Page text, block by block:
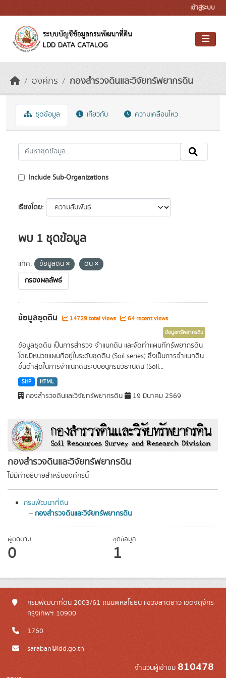
เข้าสู่ระบบ
องค์กร กองสำรวจดินและวิจัยทรัพยากรดิน
กองสำรวจดินและวิจัยทรัพยากรดิน
ไม่มีคำอธิบายสำหรับองค์กรนี้
กรมพัฒนาที่ดิน
กองสำรวจดินและวิจัยทรัพยากรดิน
ผู้ติดตาม
0
ชุดข้อมูล
1
ชุดข้อมูล เกี่ยวกับ ความเคลื่อนไหว
Include Sub-Organizations
เรียงโดย
พบ 1 ชุดข้อมูล
แท็ค: ข้อมูลดิน
ดิน
กรองผลลัพธ์
ข้อมูลชุดดิน 14729 total views 64 recent views
ข้อมูลทรัพยากรดิน
ข้อมูลชุดดิน เป็นการสำรวจ จำแนกดิน และจัดทำแผนที่ทรัพยากรดิน
โดยมีหน่วยแผนที่อยู่ในระดับชุดดิน (Soil series) ซึ่งเป็นการจำแนกดิน
ขั้นต่ำสุดในการจำแนกดินระบบอนุกรมวิธานดิน (Soil...
SHP HTML
กองสำรวจดินและวิจัยทรัพยากรดิน 19 มีนาคม 2569
กรมพัฒนาที่ดิน 2003/61 ถนนพหลโยธิน แขวงลาดยาว เขตจตุจักร
กรุงเทพฯ 10900
1760
saraban@ldd.go.th
จำนวนผู้เข้าชม 810478